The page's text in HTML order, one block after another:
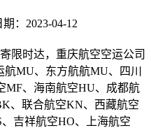
期：2023-04-12
限时达，重庆航空空运公司
MU、东方航航MU、四川
MF、海南航空HU、成都航
、联合航空KN、西藏航空
吉祥航空HO、上海航空